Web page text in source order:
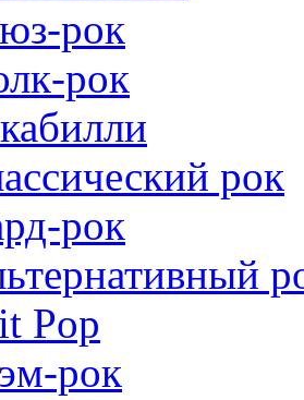
рок
рок
рок
рок
Pop
рок